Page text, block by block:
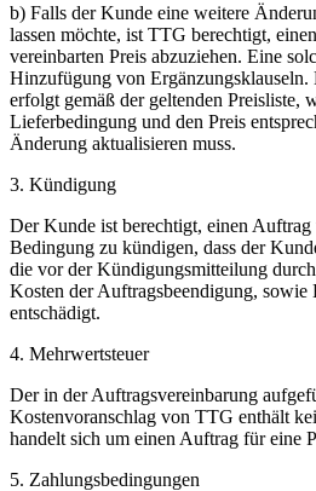
b) Falls der Kunde eine weitere
lassen möchte, ist TTG berechtigt,
vereinbarten Preis abzuziehen. Eine
Hinzufügung von Ergänzungsklauseln.
erfolgt gemäß der geltenden
Lieferbedingung und den Preis
Änderung aktualisieren muss.
3. Kündigung
Der Kunde ist berechtigt, einen
Bedingung zu kündigen, dass der
die vor der Kündigungsmitteilung
Kosten der Auftragsbeendigung, sowie
entschädigt.
4. Mehrwertsteuer
Der in der Auftragsvereinbarung
Kostenvoranschlag von TTG enthält
handelt sich um einen Auftrag für eine
5. Zahlungsbedingungen